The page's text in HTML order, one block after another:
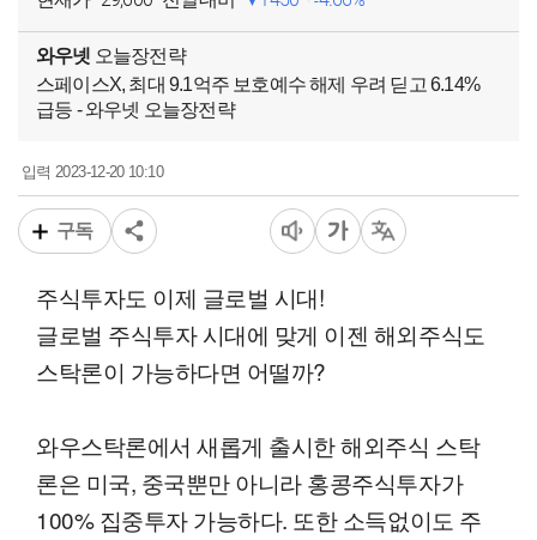
와우넷 오늘장전략
스페이스X, 최대 9.1억주 보호예수 해제 우려 딛고 6.14%
급등 - 와우넷 오늘장전략
입력2023-12-20 10:10
구독
주식투자도 이제 글로벌 시대!
글로벌 주식투자 시대에 맞게 이젠 해외주식도
스탁론이 가능하다면 어떨까?
와우스탁론에서 새롭게 출시한 해외주식 스탁
론은 미국, 중국뿐만 아니라 홍콩주식투자가
100% 집중투자 가능하다. 또한 소득없이도 주